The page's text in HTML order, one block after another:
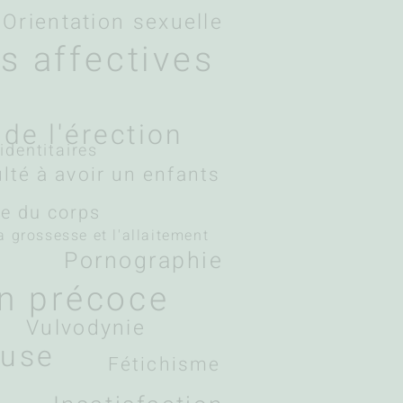
Orientation sexuelle
affectives
l'érection
du corps
à avoir un enfants
grossesse et l'allaitement
Pornographie
Fétichisme
Vulvodynie
précoce